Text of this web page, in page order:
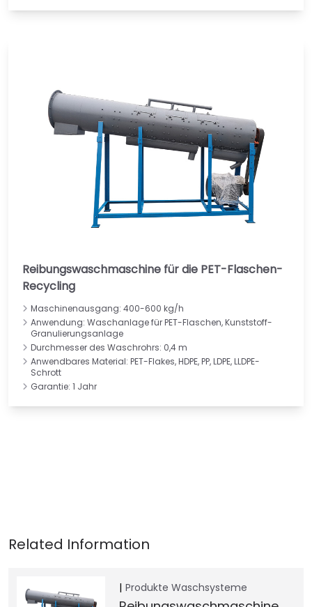
Reibungswaschmaschine für die PET-Flaschen-
Recycling
Maschinenausgang: 400-600 kg/h
Anwendung: Waschanlage für PET-Flaschen, Kunststoff-
Granulierungsanlage
Durchmesser des Waschrohrs: 0,4 m
Anwendbares Material: PET-Flakes, HDPE, PP, LDPE, LLDPE-
Schrott
Garantie: 1 Jahr
Produkte Waschsysteme